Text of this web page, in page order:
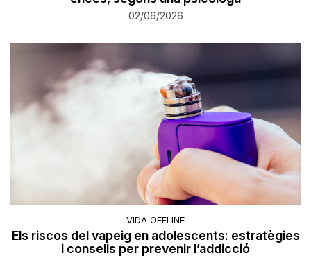
02/06/2026
VIDA OFFLINE
Els riscos del vapeig en adolescents: estratègies
i consells per prevenir l’addicció